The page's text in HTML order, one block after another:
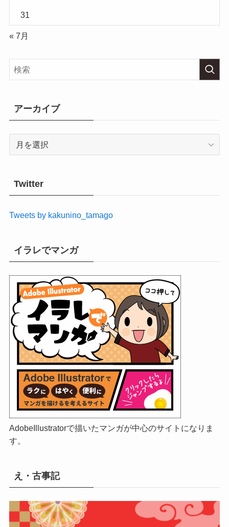
31
« 7月
アーカイブ
Twitter
Tweets by kakunino_tamago
イラレでマンガ
AdobeIllustratorで描いたマンガが中心のサイトになりま
す。
え・古事記